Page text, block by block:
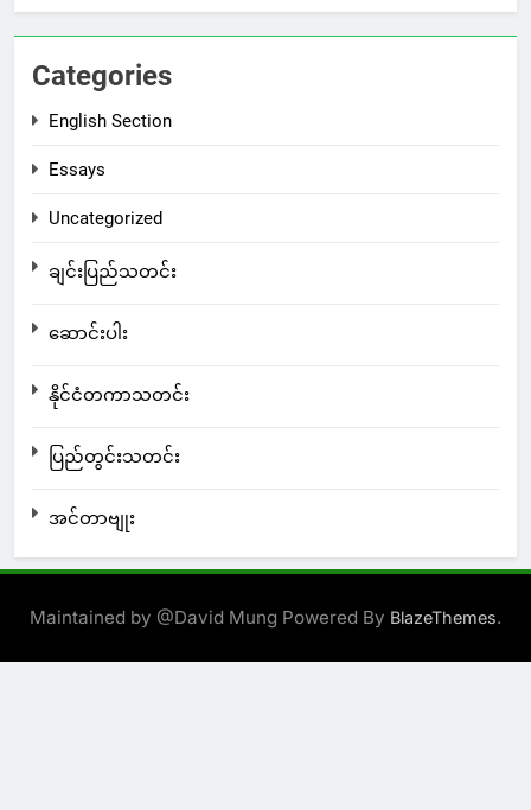
Categories
English Section
Essays
Uncategorized
ချင်းပြည်သတင်း
ဆောင်းပါး
နိုင်ငံတကာသတင်း
ပြည်တွင်းသတင်း
အင်တာဗျုး
Maintained by @David Mung Powered By BlazeThemes.